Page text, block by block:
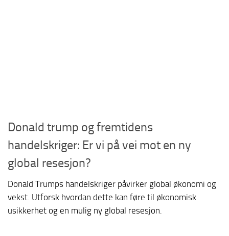
Donald trump og fremtidens
handelskriger: Er vi på vei mot en ny
global resesjon?
Donald Trumps handelskriger påvirker global økonomi og
vekst. Utforsk hvordan dette kan føre til økonomisk
usikkerhet og en mulig ny global resesjon.